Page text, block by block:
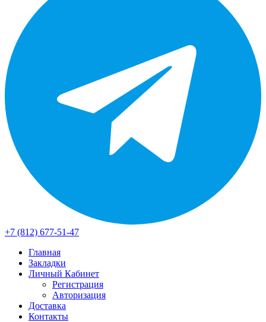
+7 (812) 677-51-47
Главная
Закладки
Личный Кабинет
Регистрация
Авторизация
Доставка
Контакты